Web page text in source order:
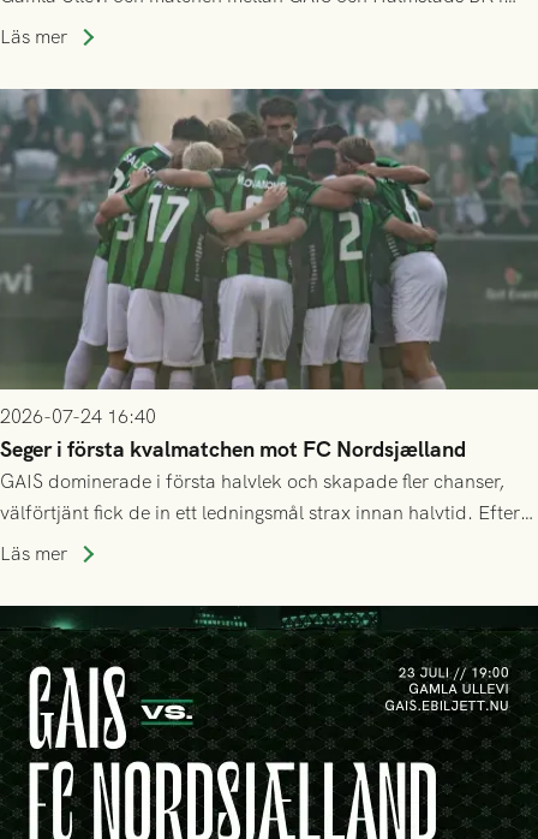
Allsvenskan! Avspark kl 16.30 på söndag 26/7.
Läs mer
2026-07-24 16:40
Seger i första kvalmatchen mot FC Nordsjælland
GAIS dominerade i första halvlek och skapade fler chanser,
välförtjänt fick de in ett ledningsmål strax innan halvtid. Efter
halvtidsvilan sjönk tempot när Nordsjälland tilläts ha mer av
seger! Matchfoto: Mikael Josefsson & Lasse Ekström
Läs mer